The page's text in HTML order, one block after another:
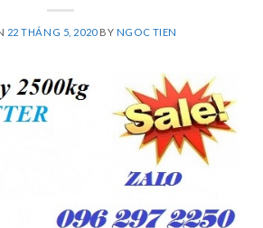
22 THÁNG 5, 2020BY NGOC TIEN